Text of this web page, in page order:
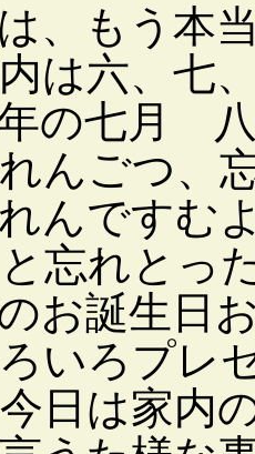
、もう本
は六、七
の七月
んごつ、
んですむ
忘れとっ
お誕生日
いろプレ
日は家内